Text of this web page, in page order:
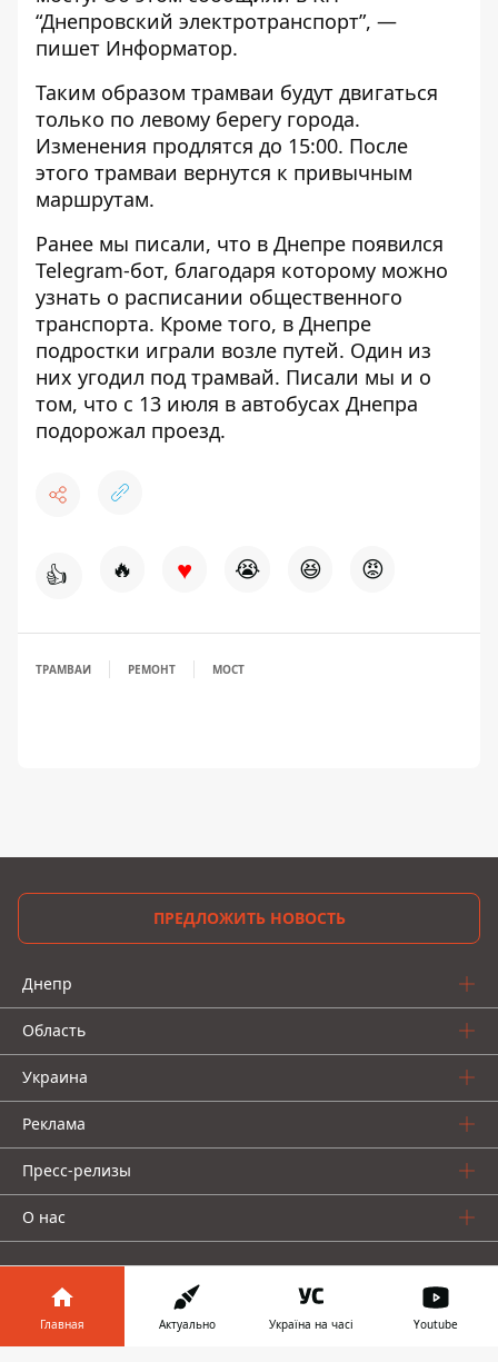
“Днепровский электротранспорт”, —
пишет Информатор.
Таким образом трамваи будут двигаться
только по левому берегу города.
Изменения продлятся до 15:00. После
этого трамваи вернутся к привычным
маршрутам.
Ранее мы писали, что в Днепре появился
Telegram-бот, благодаря которому можно
узнать о расписании общественного
транспорта. Кроме того, в Днепре
подростки играли возле путей. Один из
них угодил под трамвай. Писали мы и о
том, что с 13 июля в автобусах Днепра
подорожал проезд.
👍 🔥 ♥ 😭 😆 😡
ТРАМВАИ РЕМОНТ МОСТ
ПРЕДЛОЖИТЬ НОВОСТЬ
Днепр
Область
Украина
Реклама
Пресс-релизы
О нас
Главная Актуально Україна на часі Youtube